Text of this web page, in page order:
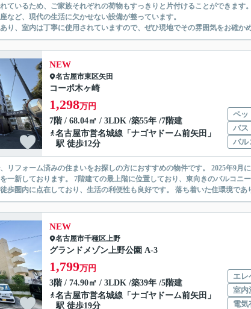
ているため、ご家族それぞれの荷物もすっきりと片付けることができます。
など、現代の生活に欠かせない設備が整っています。
り、室内は丁寧に使用されていますので、ぜひ現地でその雰囲気をお確か
NEW
名古屋市東区矢田
コーポ木ヶ崎
1,298万円
7階 / 68.04㎡ / 3LDK /築55年 /7階建
名古屋市営名城線 「 ナゴヤドーム前矢田 」
駅 徒歩12分
ペッ
バス
バル
リフォーム済みの住まいをお探しの方におすすめの物件です。 2025年9月
一新しております。 7階建ての最上階に位置しており、東向きのバルコニ
歩圏内に点在しており、生活の利便性も良好です。 落ち着いた住環境であ
NEW
名古屋市千種区上野
グランドメゾン上野公園 A-3
1,799万円
3階 / 74.90㎡ / 3LDK /築39年 /5階建
名古屋市営名城線 「 ナゴヤドーム前矢田 」
駅 徒歩19分
エレ
室内
電気